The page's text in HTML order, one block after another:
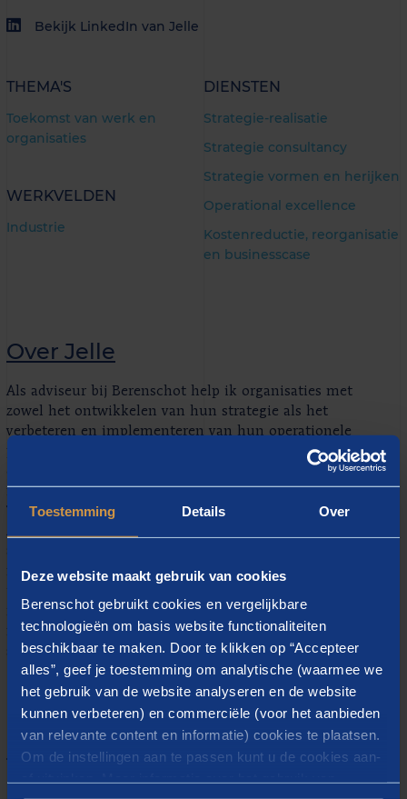
Toestemming Details Over
Deze website maakt gebruik van cookies
Berenschot gebruikt cookies en vergelijkbare
technologieën om basis website functionaliteiten
beschikbaar te maken. Door te klikken op “Accepteer
alles”, geef je toestemming om analytische (waarmee we
het gebruik van de website analyseren en de website
kunnen verbeteren) en commerciële (voor het aanbieden
van relevante content en informatie) cookies te plaatsen.
Om de instellingen aan te passen kunt u de cookies aan-
Over Jelle
Als adviseur bij Berenschot help ik organisaties met
zowel het ontwikkelen van hun strategie als het
verbeteren en implementeren van hun operationele
processen. Vanuit mijn master Industrial Engineering
& Management (cum laude, Universiteit Twente)
met additionele specialisatie in Innovation&
Technology Management heb ik een sterke basis in
zowel kwalitatieve als kwantitatieve
met behulp van een integraal begrip van processen
research technieken in staat organisaties te helpen
met het formuleren van oplossingen op zowel
strategisch, tactisch als operationeel niveau.
Bekijk LinkedIn van Jelle
THEMA'S
Toekomst van werk en
organisaties
WERKVELDEN
Industrie
DIENSTEN
Strategie-realisatie
Strategie consultancy
Strategie vormen en herijken
Operational excellence
Kostenreductie, reorganisatie
en businesscase
Gerelateerde inzichten
Nieuws